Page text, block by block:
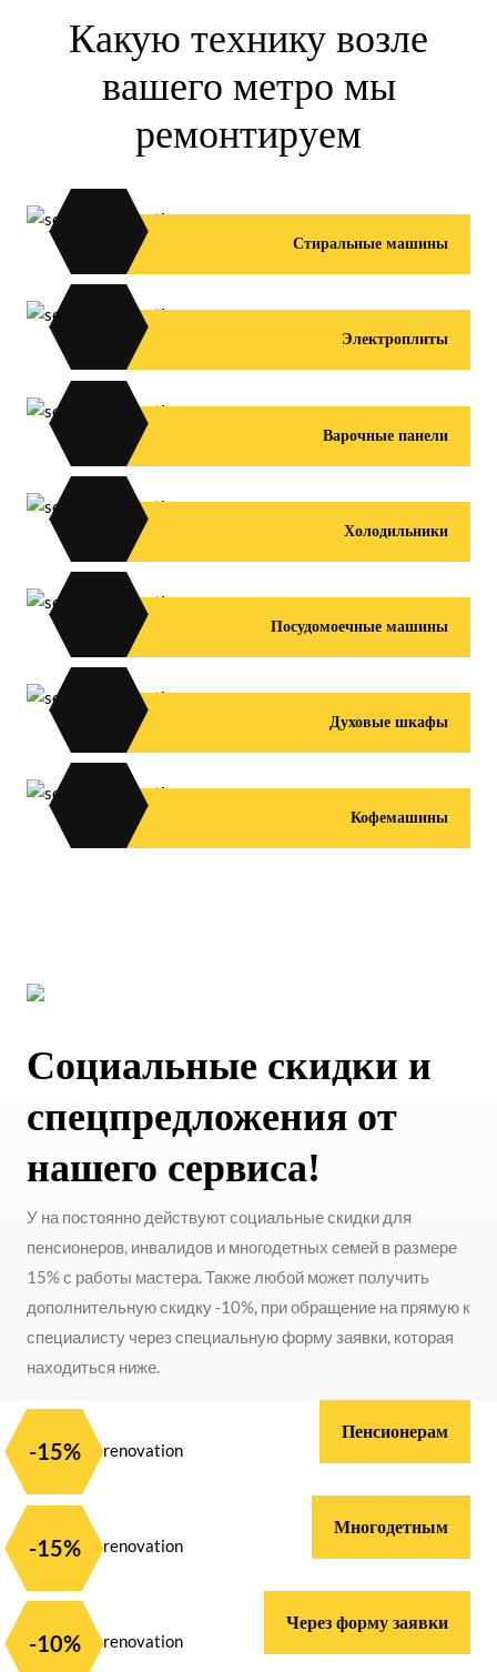
Какую технику возле
вашего метро мы
ремонтируем
Стиральные машины
Электроплиты
Варочные панели
Холодильники
Посудомоечные машины
Духовые шкафы
Кофемашины
Социальные скидки и
спецпредложения от
нашего сервиса!
У на постоянно действуют социальные скидки для
пенсионеров, инвалидов и многодетных семей в размере
15% с работы мастера. Также любой может получить
дополнительную скидку -10%, при обращение на прямую к
специалисту через специальную форму заявки, которая
находиться ниже.
-15%
Пенсионерам
-15%
Многодетным
-10%
Через форму заявки